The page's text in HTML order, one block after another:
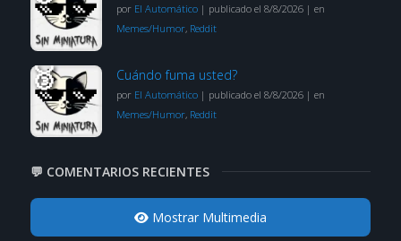
por El Automático| publicado el 8/8/2026| en
Memes/Humor, Reddit
Cuándo fuma usted?
por El Automático| publicado el 8/8/2026| en
Memes/Humor, Reddit
💬 COMENTARIOS RECIENTES
Mostrar Multimedia